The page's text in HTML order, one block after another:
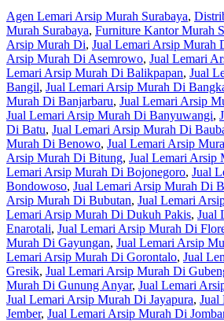
Agen Lemari Arsip Murah Surabaya,
Murah Surabaya, Furniture Kantor Murah
Arsip Murah Di, Jual Lemari Arsip Murah
Arsip Murah Di Asemrowo, Jual Lemari
Lemari Arsip Murah Di Balikpapan, Jual
Bangil, Jual Lemari Arsip Murah Di
Murah Di Banjarbaru, Jual Lemari Arsip
Jual Lemari Arsip Murah Di Banyuwangi,
Di Batu, Jual Lemari Arsip Murah Di
Murah Di Benowo, Jual Lemari Arsip
Arsip Murah Di Bitung, Jual Lemari Arsip
Lemari Arsip Murah Di Bojonegoro, Jual
Bondowoso, Jual Lemari Arsip Murah Di
Arsip Murah Di Bubutan, Jual Lemari
Lemari Arsip Murah Di Dukuh Pakis, Jual
Enarotali, Jual Lemari Arsip Murah Di
Murah Di Gayungan, Jual Lemari Arsip
Lemari Arsip Murah Di Gorontalo, Jual
Gresik, Jual Lemari Arsip Murah Di
Murah Di Gunung Anyar, Jual Lemari
Jual Lemari Arsip Murah Di Jayapura, Jual
Jember, Jual Lemari Arsip Murah Di